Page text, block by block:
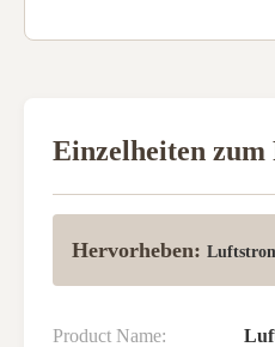
Einzelheiten
Hervorheben:
Product Name: